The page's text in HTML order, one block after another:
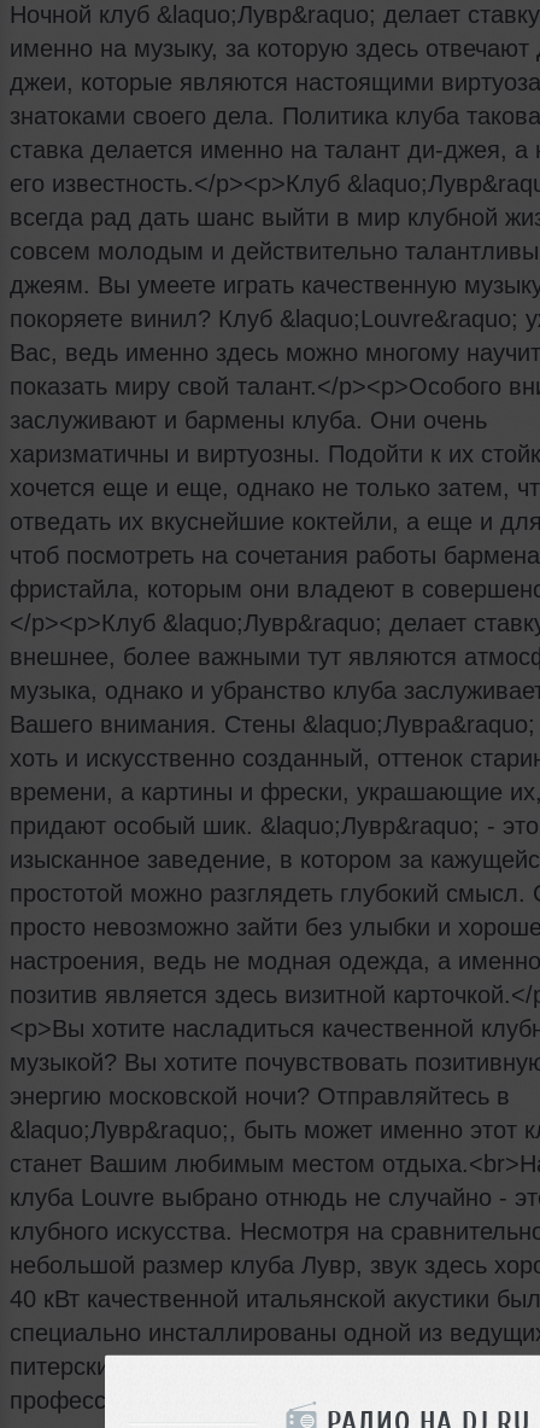
РАДИО НА DJ.RU
Ночной клуб &laquo;Лувр&raquo; делает ставку
именно на музыку, за которую здесь отвечают
джеи, которые являются настоящими
знатоками своего дела. Политика клуба
ставка делается именно на талант ди-джея, а
его известность.</p><p>Клуб
всегда рад дать шанс выйти в мир клубной
совсем молодым и действительно
джеям. Вы умеете играть качественную
покоряете винил? Клуб &laquo;Louvre&raquo;
Вас, ведь именно здесь можно многому
показать миру свой талант.</p><p>Особого
заслуживают и бармены клуба. Они очень
харизматичны и виртуозны. Подойти к их
хочется еще и еще, однако не только затем,
отведать их вкуснейшие коктейли, а еще и
чтоб посмотреть на сочетания работы
фристайла, которым они владеют в
</p><p>Клуб &laquo;Лувр&raquo; делает
внешнее, более важными тут являются
музыка, однако и убранство клуба
Вашего внимания. Стены &laquo;Лувра&raquo;
хоть и искусственно созданный, оттенок
времени, а картины и фрески, украшающие
придают особый шик. &laquo;Лувр&raquo; -
изысканное заведение, в котором за
простотой можно разглядеть глубокий
просто невозможно зайти без улыбки и
настроения, ведь не модная одежда, а именно
позитив является здесь визитной карточкой.</
<p>Вы хотите насладиться качественной
музыкой? Вы хотите почувствовать
энергию московской ночи? Отправляйтесь в
&laquo;Лувр&raquo;, быть может именно этот
станет Вашим любимым местом
клуба Louvre выбрано отнюдь не случайно -
клубного искусства. Несмотря на
небольшой размер клуба Лувр, звук здесь
40 кВт качественной итальянской акустики
специально инсталлированы одной из
питерских компаний A&amp;Ttrade. А
профессиональный свет и генераторы